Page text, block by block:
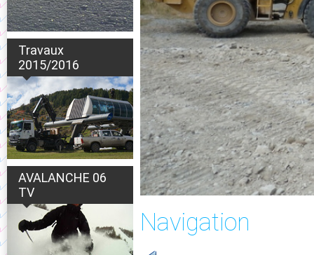
Travaux
2015/2016
AVALANCHE 06
TV
Navigation